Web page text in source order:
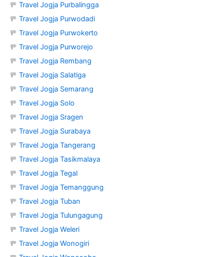
🚥 Travel Jogja Purbalingga
🚥 Travel Jogja Purwodadi
🚥 Travel Jogja Purwokerto
🚥 Travel Jogja Purworejo
🚥 Travel Jogja Rembang
🚥 Travel Jogja Salatiga
🚥 Travel Jogja Semarang
🚥 Travel Jogja Solo
🚥 Travel Jogja Sragen
🚥 Travel Jogja Surabaya
🚥 Travel Jogja Tangerang
🚥 Travel Jogja Tasikmalaya
🚥 Travel Jogja Tegal
🚥 Travel Jogja Temanggung
🚥 Travel Jogja Tuban
🚥 Travel Jogja Tulungagung
🚥 Travel Jogja Weleri
🚥 Travel Jogja Wonogiri